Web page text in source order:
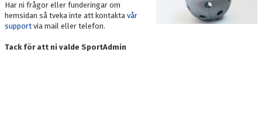
DOKUMENT
KONTAKT
Har ni frågor eller funderingar om
hemsidan så tveka inte att kontakta vår
support via mail eller telefon.
Tack för att ni valde SportAdmin